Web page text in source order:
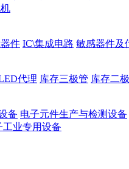
件 IC\集成电路 敏感器件及
代理 库存三极管 库存二
备 电子元件生产与检测设备
工业专用设备